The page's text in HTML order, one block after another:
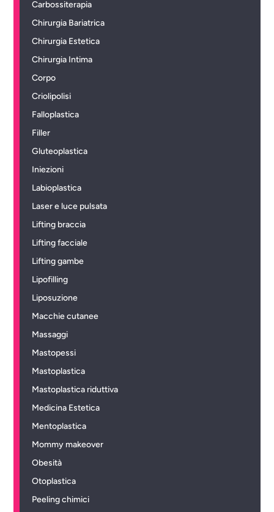
Carbossiterapia
Chirurgia Bariatrica
Chirurgia Estetica
Chirurgia Intima
Corpo
Criolipolisi
Falloplastica
Filler
Gluteoplastica
Iniezioni
Labioplastica
Laser e luce pulsata
Lifting braccia
Lifting facciale
Lifting gambe
Lipofilling
Liposuzione
Macchie cutanee
Massaggi
Mastopessi
Mastoplastica
Mastoplastica riduttiva
Medicina Estetica
Mentoplastica
Mommy makeover
Obesità
Otoplastica
Peeling chimici